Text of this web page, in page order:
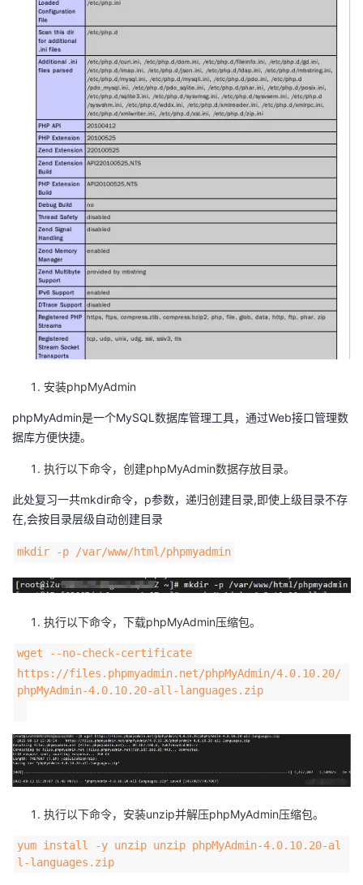
安装phpMyAdmin
phpMyAdmin是一个MySQL数据库管理工具，通过Web接口管理数
据库方便快捷。
执行以下命令，创建phpMyAdmin数据存放目录。
此处复习一共mkdir命令，p参数，递归创建目录,即使上级目录不存
在,会按目录层级自动创建目录
mkdir -p /var/www/html/phpmyadmin
执行以下命令，下载phpMyAdmin压缩包。
wget --no-check-certificate
https://files.phpmyadmin.net/phpMyAdmin/4.0.10.20/
phpMyAdmin-4.0.10.20-all-languages.zip
执行以下命令，安装unzip并解压phpMyAdmin压缩包。
yum install -y unzip unzip phpMyAdmin-4.0.10.20-al
l-languages.zip